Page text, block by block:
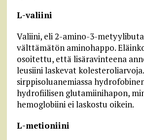
L-valiini
Valiini, eli 2-amino-3-
välttämätön aminohappo.
osoitettu, että lisäravinteena
leusiini laskevat
sirppisoluanemiassa
hydrofiilisen glutamiinihapon,
hemoglobiini ei laskostu oikein.
L-metioniini